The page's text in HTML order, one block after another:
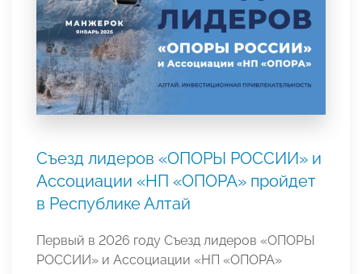
Съезд лидеров «ОПОРЫ РОССИИ» и
Ассоциации «НП «ОПОРА» пройдет
в Республике Алтай
Первый в 2026 году Съезд лидеров «ОПОРЫ
РОССИИ» и Ассоциации «НП «ОПОРА»